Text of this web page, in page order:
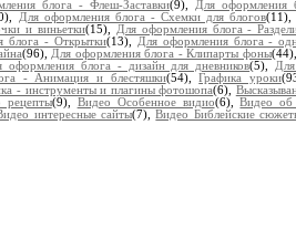
блога - Флеш-Заставки(9), Для оформления
Для оформления блога - Схемки для блогов(11),
и виньетки(15), Для оформления блога -
блога - Открытки(13), Для оформления блога -
(96), Для оформления блога - Клипарты фоны(44),
оформления блога - дизайн для дневников(5),
- Анимация и блестяшки(54),Графика уроки
- инструменты и плагины фотошопа(6),
рецепты(9), Видео Особенное видио(6),Видео об
интересные сайты(7),Видео Библейские